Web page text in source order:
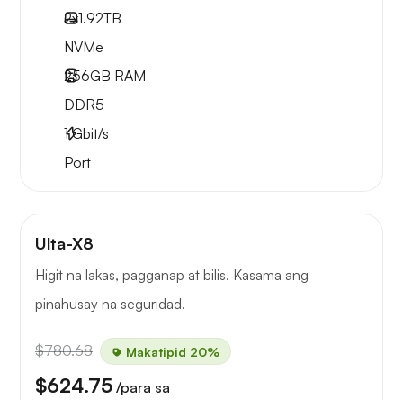
2x1.92TB
NVMe
256GB RAM
DDR5
1Gbit/s
Port
Ulta-X8
Higit na lakas, pagganap at bilis. Kasama ang
pinahusay na seguridad.
$780.68 Makatipid 20%
$624.75 /para sa